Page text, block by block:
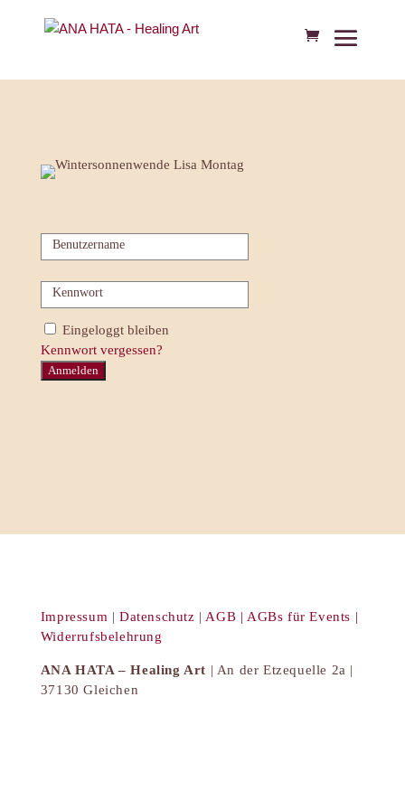
Benutzername
Kennwort
Eingeloggt bleiben
Kennwort vergessen?
Impressum |Datenschutz | AGB | AGBs für Events |
Widerrufsbelehrung
ANA HATA – Healing Art | An der Etzequelle 2a |
37130 Gleichen